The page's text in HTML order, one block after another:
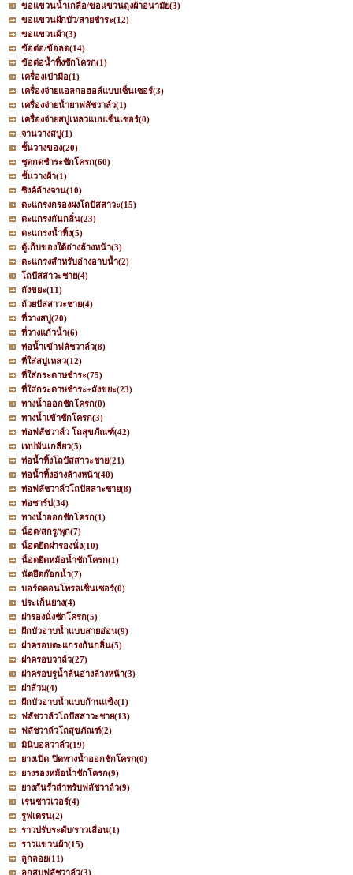
ขอแขวนน้ำเกลือ/ขอแขวนถุงผ้าอนามัย(3)
ขอแขวนฝักบัว/สายชำระ(12)
ขอแขวนผ้า(3)
ข้อต่อ/ข้อลด(14)
ข้อต่อน้ำทิ้งชักโครก(1)
เครื่องเป่ามือ(1)
เครื่องจ่ายแอลกอฮอล์แบบเซ็นเซอร์(3)
เครื่องจ่ายน้ำยาฟลัชวาล์ว(1)
เครื่องจ่ายสบู่เหลวแบบเซ็นเซอร์(0)
จานวางสบู่(1)
ชั้นวางของ(20)
ชุดกดชำระชักโครก(60)
ชั้นวางผ้า(1)
ซิงค์ล้างจาน(10)
ตะแกรงกรองผงโถปัสสาวะ(15)
ตะแกรงกันกลิ่น(23)
ตะแกรงน้ำทิ้ง(5)
ตู้เก็บของใต้อ่างล้างหน้า(3)
ตะแกรงสำหรับอ่างอาบน้ำ(2)
โถปัสสาวะชาย(4)
ถังขยะ(11)
ถ้วยปัสสาวะชาย(4)
ที่วางสบู่(20)
ที่วางแก้วน้ำ(6)
ท่อน้ำเข้าฟลัชวาล์ว(8)
ที่ใส่สบู่เหลว(12)
ที่ใส่กระดาษชำระ(75)
ที่ใส่กระดาษชำระ+ถังขยะ(23)
ทางน้ำออกชักโครก(0)
ทางน้ำเข้าชักโครก(3)
ท่อฟลัชวาล์ว โถสุขภัณฑ์(42)
เทปพันเกลียว(5)
ท่อน้ำทิ้งโถปัสสาวะชาย(21)
ท่อน้ำทิ้งอ่างล้างหน้า(40)
ท่อฟลัชวาล์วโถปัสสาะชาย(8)
ท่อชาร์ป(34)
ทางน้ำออกชักโครก(1)
น็อต/สกรู/พุก(7)
น็อตยึดฝารองนั่ง(10)
น็อตยึดหม้อน้ำชักโครก(1)
นัตยึดก๊อกน้ำ(7)
บอร์ดคอนโทรลเซ็นเซอร์(0)
ประเก็นยาง(4)
ฝารองนั่งชักโครก(5)
ฝักบัวอาบน้ำแบบสายอ่อน(9)
ฝาครอบตะแกรงกันกลิ่น(5)
ฝาครอบวาล์ว(27)
ฝาครอบรูน้ำล้นอ่างล้างหน้า(3)
ฝาส้วม(4)
ฝักบัวอาบน้ำแบบก้านแข็ง(1)
ฟลัชวาล์วโถปัสสาวะชาย(13)
ฟลัชวาล์วโถสุขภัณฑ์(2)
มินิบอลวาล์ว(19)
ยางเปิด-ปิดทางน้ำออกชักโครก(0)
ยางรองหม้อน้ำชักโครก(9)
ยางกันรั่วสำหรับฟลัชวาล์ว(9)
เรนชาวเวอร์(4)
รูฟเดรน(2)
ราวปรับระดับ/ราวเลื่อน(1)
ราวแขวนผ้า(15)
ลูกลอย(11)
ลูกสูบฟลัชวาล์ว(3)